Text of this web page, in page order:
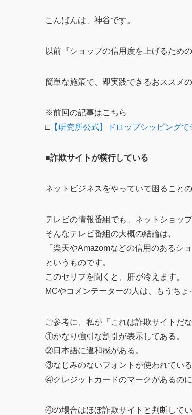
こんばんは、神谷です。
以前『ショップの信用度を上げるため
簡単な施策で、即実践できるおススメの
※前回の記事はこちら
□ 【研究所公式】ドロップシッピング
■詐欺サイトが横行している
ネットビジネスをやっていて困ること
テレビの情報番組でも、ネットショッ
そんなテレビ番組の大概の結論は、
「楽天やAmazomなどの信用のあるシ
というものです。
このセリフを聞くと、肝が冷えます。
MCやコメンテーターの人は、もうち
ご参考に、私が「これは詐欺サイトだ
①かなり強引な割引が表示してある。
②日本語に違和感がある。
③なじみのないフォントが使われている
④クレジットカードのマークがあるの
④の場合はほぼ詐欺サイトと判断してい